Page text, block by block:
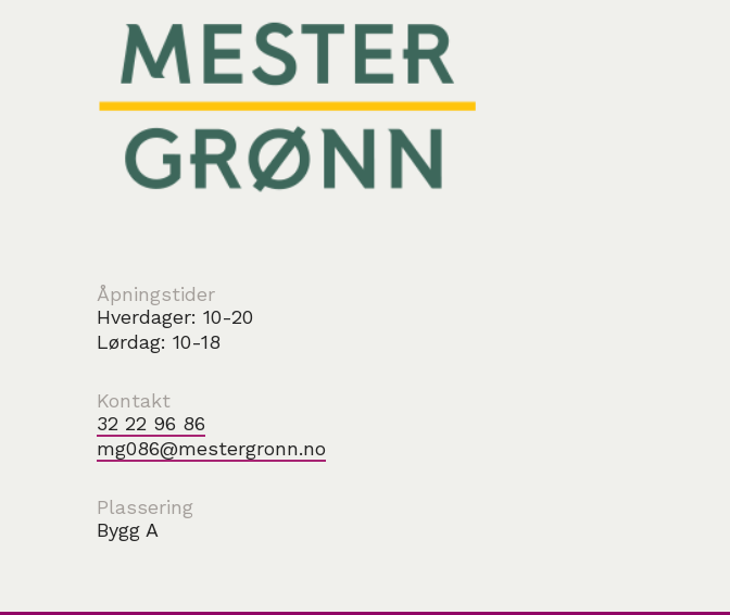
Åpningstider
Hverdager: 10-20
Lørdag: 10-18
Kontakt
32 22 96 86
mg086@mestergronn.no
Plassering
Bygg A